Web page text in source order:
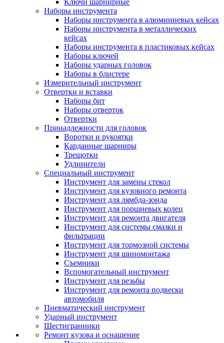
Ключи шарнирные
Наборы инструмента
Наборы инструмента в алюминиевых кейсах
Наборы инструмента в металлических
кейсах
Наборы инструмента в пластиковых кейсах
Наборы ключей
Наборы ударных головок
Наборы в блистере
Измерительный инструмент
Отвертки и вставки
Наборы бит
Наборы отверток
Отвертки
Принадлежности для головок
Воротки и рукоятки
Карданные шарниры
Трещотки
Удлинители
Специальный инструмент
Инструмент для замены стекол
Инструмент для кузовного ремонта
Инструмент для лямбда-зонда
Инструмент для поршневых колец
Инструмент для ремонта двигателя
Инструмент для системы смазки и
фильтрации
Инструмент для тормозной системы
Инструмент для шиномонтажа
Съемники
Вспомогательный инструмент
Инструмент для резьбы
Инструмент для ремонта подвески
автомобиля
Пневматический инструмент
Ударный инструмент
Шестигранники
Ремонт кузова и оснащение